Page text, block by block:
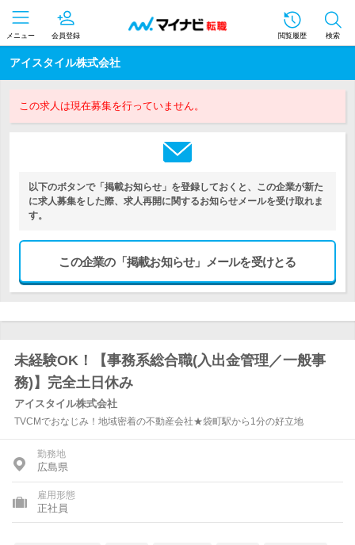
メニュー 会員登録 閲覧履歴 検索
アイスタイル株式会社
この求人は現在募集を行っていません。
以下のボタンで「掲載お知らせ」を登録しておくと、この企業が新た
に求人募集をした際、求人再開に関するお知らせメールを受け取れま
す。
この企業の「掲載お知らせ」メールを受けとる
未経験OK！【事務系総合職(入出金管理／一般事
務)】完全土日休み
アイスタイル株式会社
TVCMでおなじみ！地域密着の不動産会社★袋町駅から1分の好立地
勤務地
広島県
雇用形態
正社員